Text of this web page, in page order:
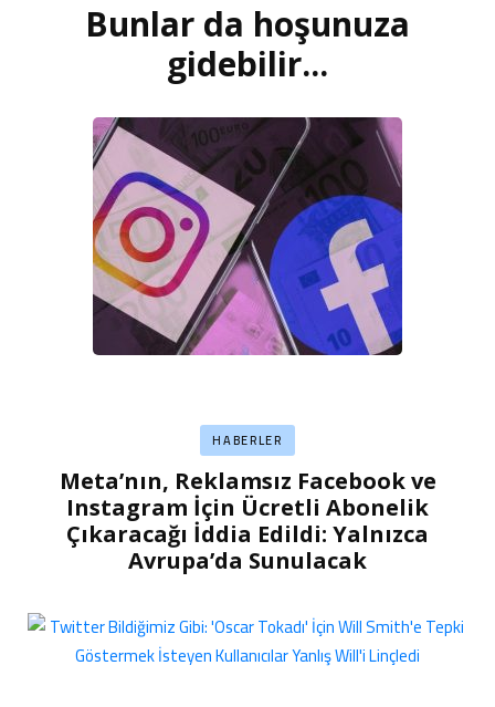
Bunlar da hoşunuza
gidebilir...
HABERLER
Meta’nın, Reklamsız Facebook ve
Instagram İçin Ücretli Abonelik
Çıkaracağı İddia Edildi: Yalnızca
Avrupa’da Sunulacak